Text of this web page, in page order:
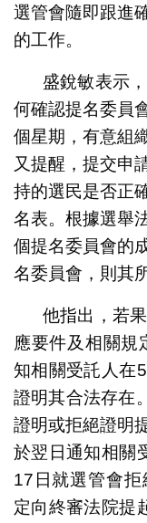
選管會隨即跟進
的工作。
盛銳敏表示
何確認提名委員
個星期，有意組
又提醒，提交申
持的選民是否正
名表。根據選舉
個提名委員會的
名委員會，則其
他指出，若
應要件及相關規
知相關受託人在
證明其合法存在
證明或拒絕證明
於翌日通知相關
17日就選管會
定向終審法院提